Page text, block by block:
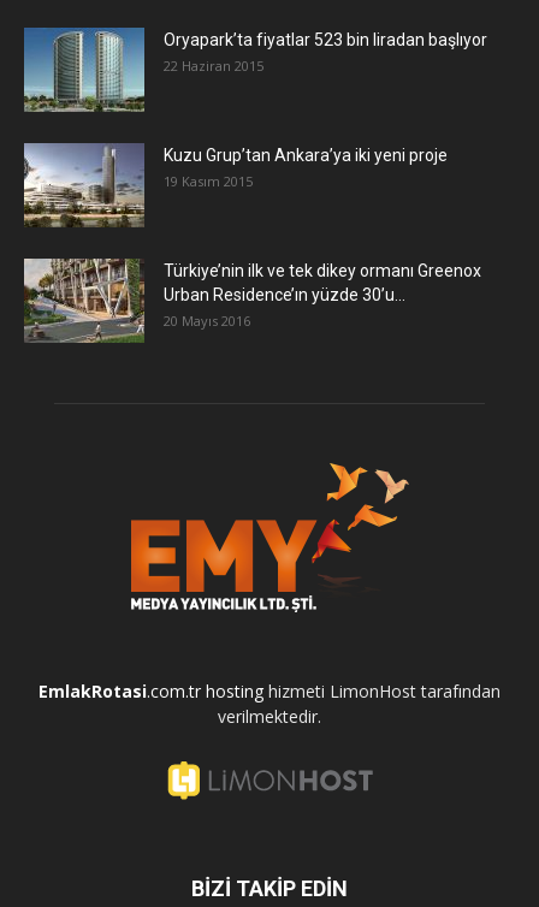
Oryapark’ta fiyatlar 523 bin liradan başlıyor
22 Haziran 2015
​Kuzu Grup’tan Ankara’ya iki yeni proje
19 Kasım 2015
Türkiye’nin ilk ve tek dikey ormanı Greenox
Urban Residence’ın yüzde 30’u...
20 Mayıs 2016
EmlakRotasi.com.tr hosting hizmeti LimonHost tarafından
verilmektedir.
BİZİ TAKİP EDİN